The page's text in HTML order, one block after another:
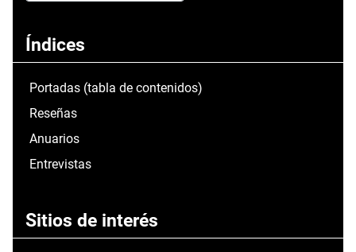
Índices
Portadas (tabla de contenidos)
Reseñas
Anuarios
Entrevistas
Sitios de interés